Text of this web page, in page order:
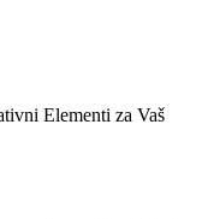
Elementi za Vaš